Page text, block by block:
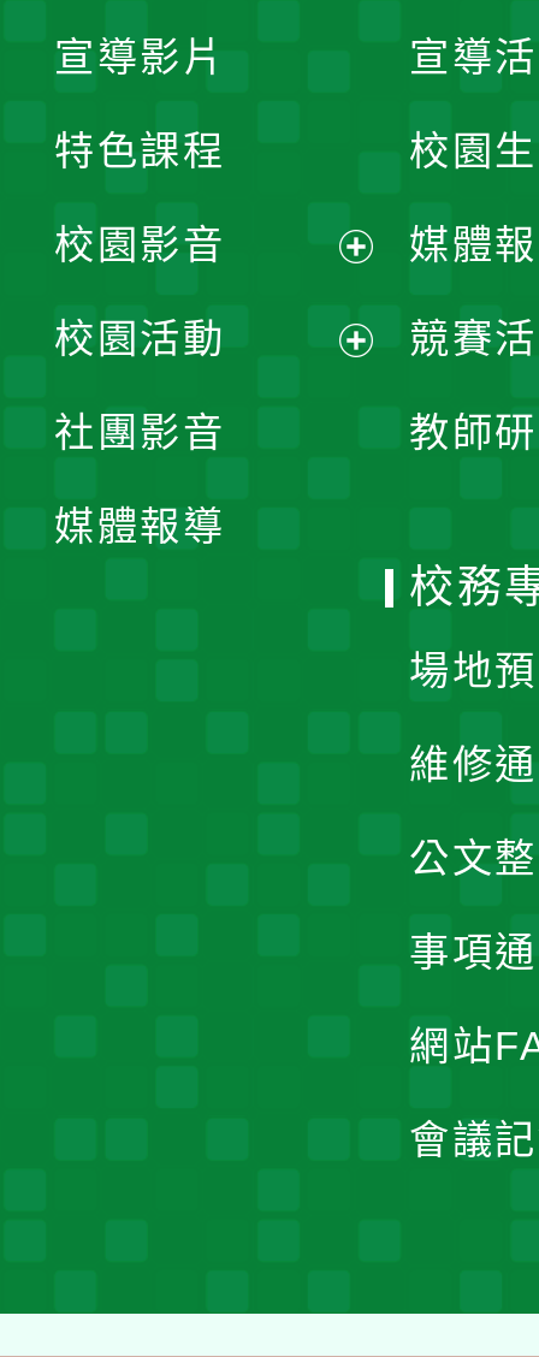
宣導
校園
媒體
競賽
教師
宣導影片
特色課程
校園影音
開
校園活動
社團影音
媒體報導
校務
場地
維修
公文
事項
網站
會議